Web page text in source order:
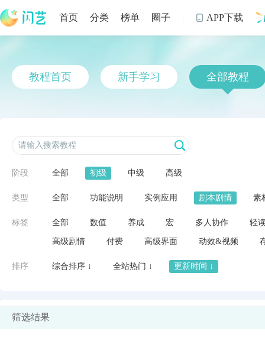
首页 分类 榜单 圈子  APP下载
教程首页 新手学习 全部教程
阶段 全部 初级 中级 高级
类型 全部 功能说明 实例应用 剧本剧情 素
标签 全部 数值 养成 宏 多人协作 轻
高级剧情 付费 高级界面 动效&视频
排序 综合排序 ↓ 全站热门 ↓ 更新时间 ↓
筛选结果